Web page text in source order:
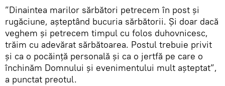
”Dinaintea marilor sărbători petrecem în post și
rugăciune, așteptând bucuria sărbătorii. Și doar dacă
veghem și petrecem timpul cu folos duhovnicesc,
trăim cu adevărat sărbătoarea. Postul trebuie privit
și ca o pocăință personală și ca o jertfă pe care o
închinăm Domnului și evenimentului mult așteptat”,
a punctat preotul.